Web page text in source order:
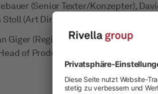
(Senior Texter/Konzepter),
(Art Director), Horatiu Sovaiala
Giger (Regie/DOP/Edit), Yves Bollag
of Production), Rhea Mandanis